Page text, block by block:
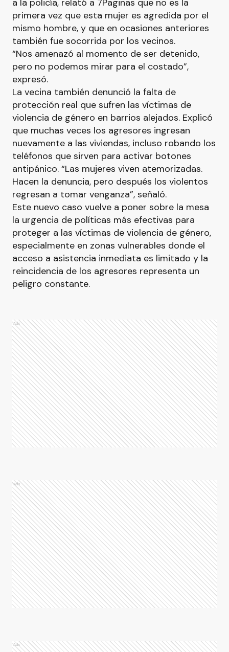
a la policía, relató a 7Paginas que no es la
primera vez que esta mujer es agredida por el
mismo hombre, y que en ocasiones anteriores
también fue socorrida por los vecinos.
“Nos amenazó al momento de ser detenido,
pero no podemos mirar para el costado”,
expresó.
La vecina también denunció la falta de
protección real que sufren las víctimas de
violencia de género en barrios alejados. Explicó
que muchas veces los agresores ingresan
nuevamente a las viviendas, incluso robando los
teléfonos que sirven para activar botones
antipánico. “Las mujeres viven atemorizadas.
Hacen la denuncia, pero después los violentos
regresan a tomar venganza”, señaló.
Este nuevo caso vuelve a poner sobre la mesa
la urgencia de políticas más efectivas para
proteger a las víctimas de violencia de género,
especialmente en zonas vulnerables donde el
acceso a asistencia inmediata es limitado y la
reincidencia de los agresores representa un
peligro constante.
Ads
Ads
Ads